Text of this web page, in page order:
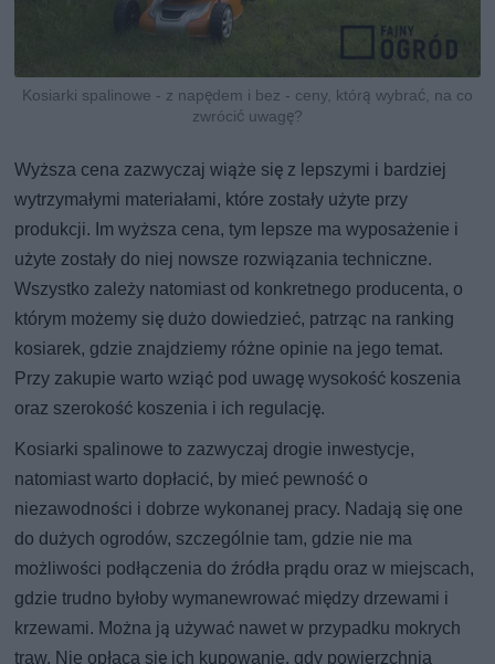
Kosiarki spalinowe - z napędem i bez - ceny, którą wybrać, na co
zwrócić uwagę?
Wyższa cena zazwyczaj wiąże się z lepszymi i bardziej
wytrzymałymi materiałami, które zostały użyte przy
produkcji. Im wyższa cena, tym lepsze ma wyposażenie i
użyte zostały do niej nowsze rozwiązania techniczne.
Wszystko zależy natomiast od konkretnego producenta, o
którym możemy się dużo dowiedzieć, patrząc na ranking
kosiarek, gdzie znajdziemy różne opinie na jego temat.
Przy zakupie warto wziąć pod uwagę wysokość koszenia
oraz szerokość koszenia i ich regulację.
Kosiarki spalinowe to zazwyczaj drogie inwestycje,
natomiast warto dopłacić, by mieć pewność o
niezawodności i dobrze wykonanej pracy. Nadają się one
do dużych ogrodów, szczególnie tam, gdzie nie ma
możliwości podłączenia do źródła prądu oraz w miejscach,
gdzie trudno byłoby wymanewrować między drzewami i
krzewami. Można ją używać nawet w przypadku mokrych
traw. Nie opłaca się ich kupowanie, gdy powierzchnia